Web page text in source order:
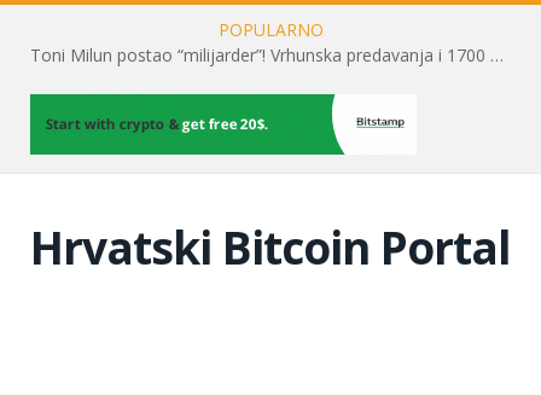
POPULARNO
Toni Milun postao “milijarder”! Vrhunska predavanja i 1700 posjetitelja obilježili su mjesec financijske pismenosti
Hrvatski Bitcoin Portal